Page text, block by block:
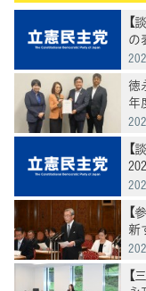
【
の
徳
年
け
【
【
新
を
【